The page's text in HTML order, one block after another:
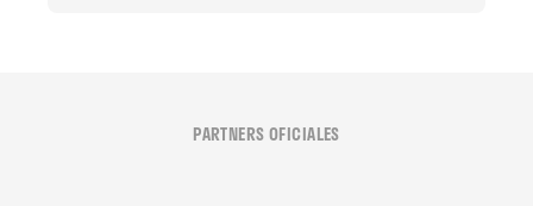
PARTNERS OFICIALES